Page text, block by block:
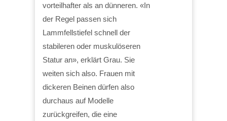
vorteilhafter als an dünneren. «In
der Regel passen sich
Lammfellstiefel schnell der
stabileren oder muskulöseren
Statur an», erklärt Grau. Sie
weiten sich also. Frauen mit
dickeren Beinen dürfen also
durchaus auf Modelle
zurückgreifen, die eine